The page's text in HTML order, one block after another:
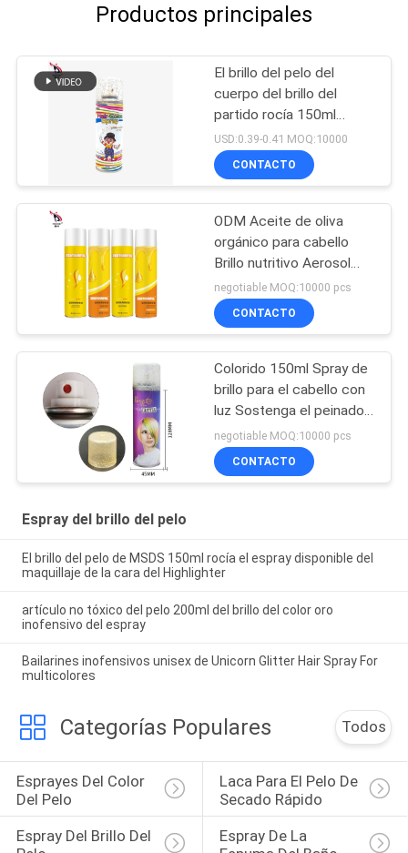
Productos principales
El brillo del pelo del
cuerpo del brillo del
partido rocía 150ml
ISO9001 SEDEX
USD:0.39-0.41 MOQ:10000
CONTACTO
ODM Aceite de oliva
orgánico para cabello
Brillo nutritivo Aerosol
472ml Control de frizz
negotiable MOQ:10000 pcs
CONTACTO
Colorido 150ml Spray de
brillo para el cabello con
luz Sostenga el peinado
MSDS
negotiable MOQ:10000 pcs
CONTACTO
Espray del brillo del pelo
El brillo del pelo de MSDS 150ml rocía el espray disponible del
maquillaje de la cara del Highlighter
artículo no tóxico del pelo 200ml del brillo del color oro
inofensivo del espray
Bailarines inofensivos unisex de Unicorn Glitter Hair Spray For
multicolores
Categorías Populares Todos
Esprayes Del Color
Del Pelo
Laca Para El Pelo De
Secado Rápido
Espray Del Brillo Del
Espray De La